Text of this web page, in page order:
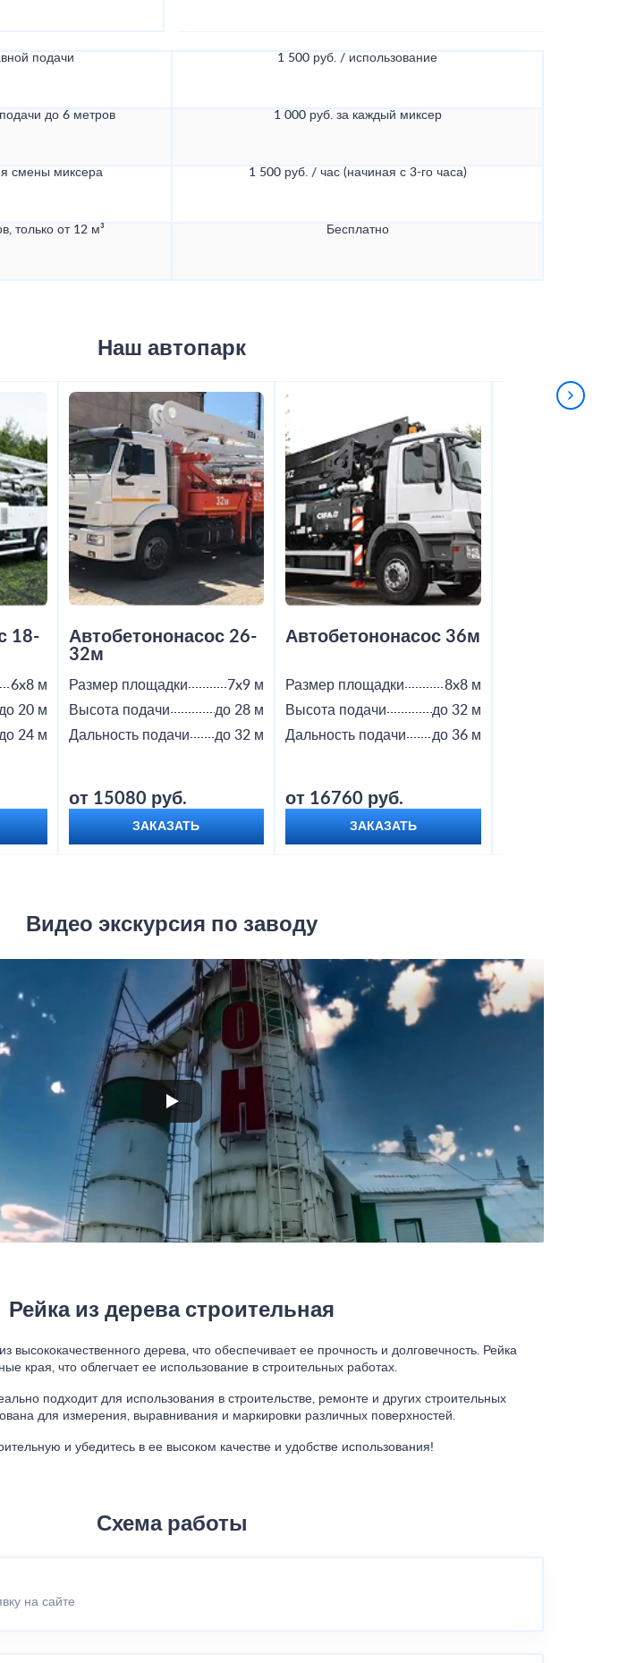
подачи 1 500 руб. / использование
до 6 метров 1 000 руб. за каждый миксер
смены миксера 1 500 руб. / час (начиная с 3-го часа)
только от 12 м³ Бесплатно
Наш автопарк
18-
6x8 м
20 м
до 24 м
Автобетононасос 26-
32м
Размер площадки
7x9 м
Высота подачи
до 28 м
Дальность подачи
до 32 м
от 15080 руб.
ЗАКАЗАТЬ
Автобетононасос 36м
Размер площадки
8x8 м
Высота подачи
до 32 м
Дальность подачи
до 36 м
от 16760 руб.
ЗАКАЗАТЬ
Видео экскурсия по заводу
Рейка из дерева строительная
высококачественного дерева, что обеспечивает ее прочность и долговечность. Рейка
края, что облегчает ее использование в строительных работах.
подходит для использования в строительстве, ремонте и других строительных
для измерения, выравнивания и маркировки различных поверхностей.
и убедитесь в ее высоком качестве и удобстве использования!
Схема работы
на сайте